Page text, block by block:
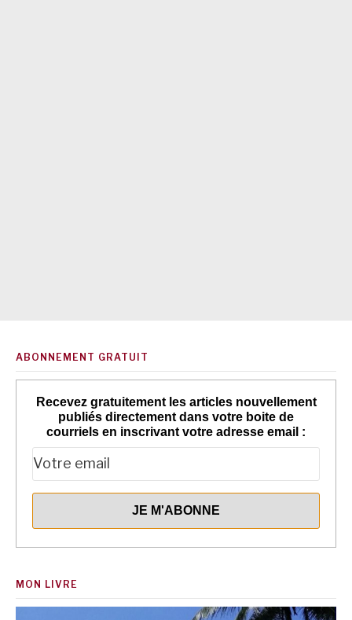
ABONNEMENT GRATUIT
Recevez gratuitement les articles nouvellement
publiés directement dans votre boite de
courriels en inscrivant votre adresse email :
MON LIVRE